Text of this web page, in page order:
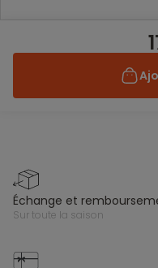
échange et
sur toute la saison